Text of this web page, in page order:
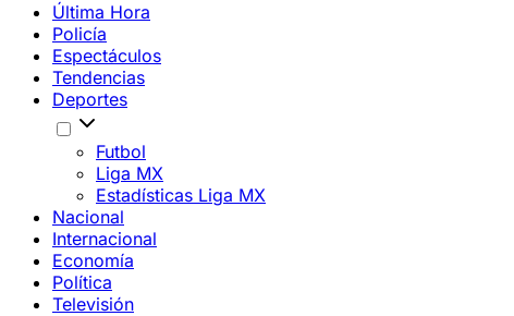
Última Hora
Policía
Espectáculos
Tendencias
Deportes
Futbol
Liga MX
Estadísticas Liga MX
Nacional
Internacional
Economía
Política
Televisión